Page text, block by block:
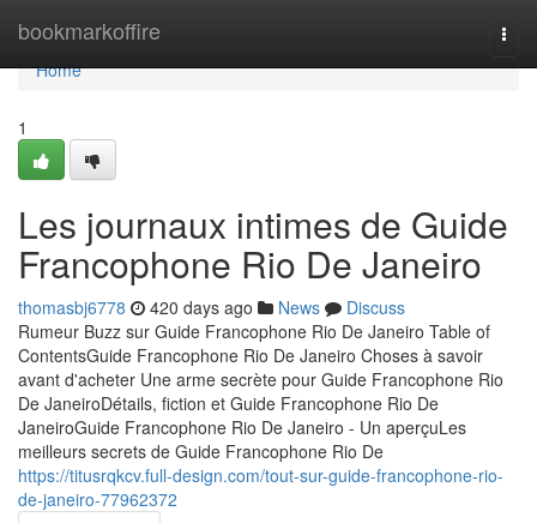
bookmarkoffire
Home
Home
1
Les journaux intimes de Guide
Francophone Rio De Janeiro
thomasbj6778 420 days ago News
Discuss
Rumeur Buzz sur Guide Francophone Rio De Janeiro Table of
ContentsGuide Francophone Rio De Janeiro Choses à savoir
avant d'acheter Une arme secrète pour Guide Francophone Rio
De JaneiroDétails, fiction et Guide Francophone Rio De
JaneiroGuide Francophone Rio De Janeiro - Un aperçuLes
meilleurs secrets de Guide Francophone Rio De
https://titusrqkcv.full-design.com/tout-sur-guide-francophone-rio-
de-janeiro-77962372